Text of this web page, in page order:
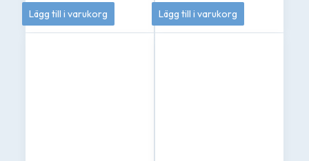
50kr
Lägg till i varukorg 155kr
Lägg till i varukorg